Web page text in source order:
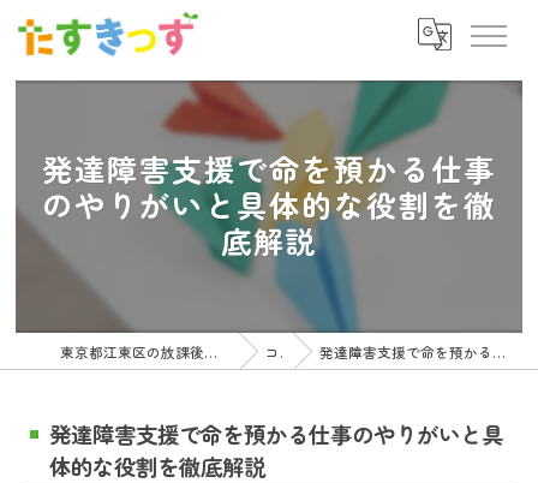
発達障害支援で命を預かる仕事
のやりがいと具体的な役割を徹
底解説
東京都江東区の放課後等デイサービスの求人ならたすきっず コラム 発達障害支援で命を預かる仕事のやりがいと具体的な役割を徹底解説
発達障害支援で命を預かる仕事のやりがいと具
体的な役割を徹底解説